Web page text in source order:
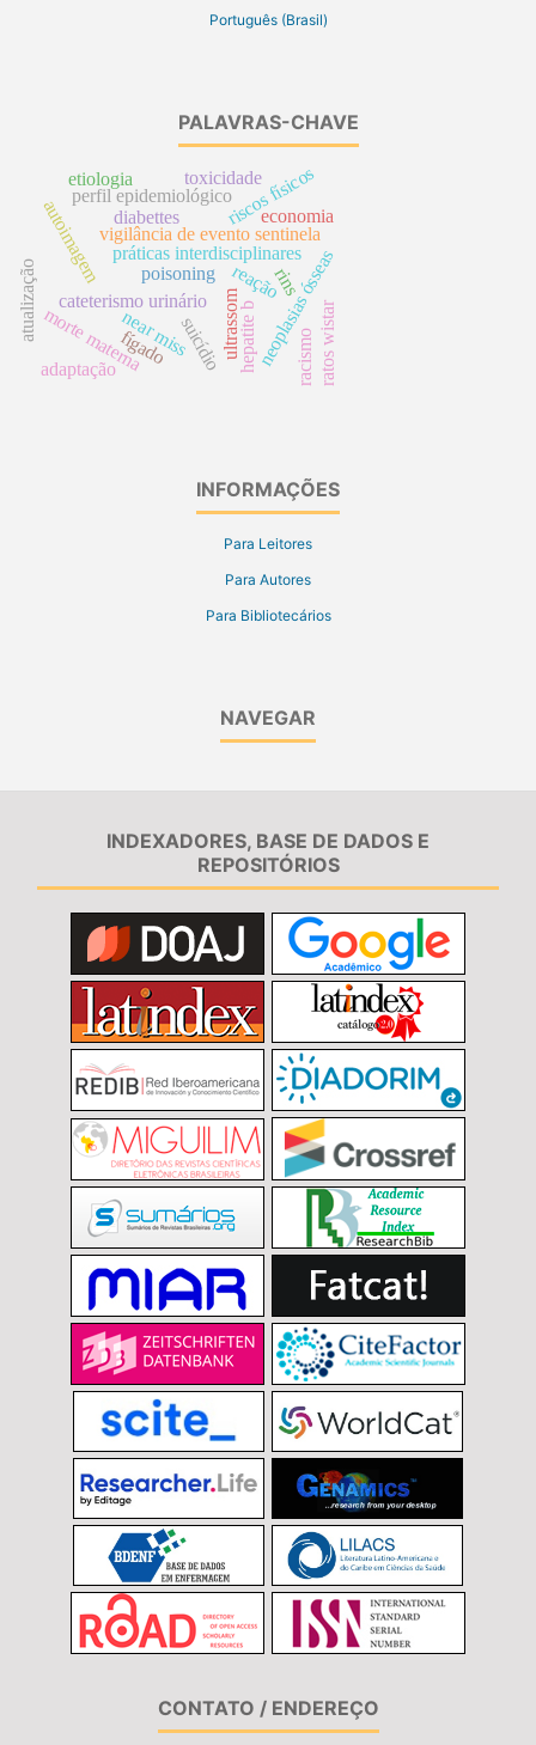
Português (Brasil)
PALAVRAS-CHAVE
hepatite bneoplasias ósseas
poisoning
ultrassom
cateterismo urinário
near miss
vigilância de evento sentinela
riscos físicos
autoimagem
morte materna
perfil epidemiológico
práticas interdisciplinares
economia
suicídio
reação
diabettes
toxicidade
ratos wistar
fígado
rins
racismo
adaptação
atualização
etiologia
INFORMAÇÕES
Para Leitores
Para Autores
Para Bibliotecários
NAVEGAR
INDEXADORES, BASE DE DADOS E
REPOSITÓRIOS
CONTATO / ENDEREÇO